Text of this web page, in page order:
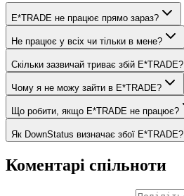
E*TRADE не працює прямо зараз?
Не працює у всіх чи тільки в мене?
Скільки зазвичай триває збій E*TRADE?
Чому я не можу зайти в E*TRADE?
Що робити, якщо E*TRADE не працює?
Як DownStatus визначає збої E*TRADE?
Коментарі спільноти